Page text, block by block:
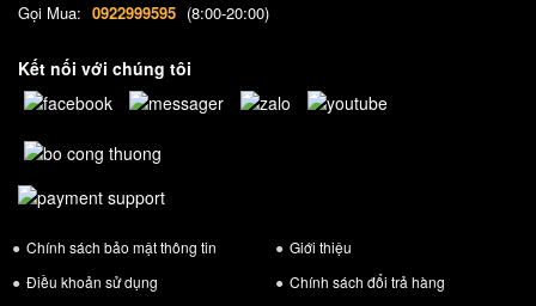
Gọi Mua: 0922999595 (8:00-20:00)
Kết nối với chúng tôi
Chính sách bảo mật thông tin
Giới thiệu
Điều khoản sử dụng
Chính sách đổi trả hàng